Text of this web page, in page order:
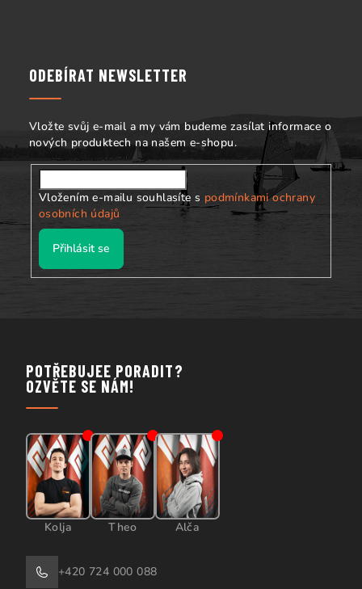
ODEBÍRAT NEWSLETTER
Vložte svůj e-mail a my vám budeme zasílat informace o
nových produktech na našem e-shopu.
Vložením e-mailu souhlasíte s podmínkami ochrany
osobních údajů
Přihlásit se
POTŘEBUJEE PORADIT?
OZVĚTE SE NÁM!
Kolja Theo Alča
+420 724 000 088